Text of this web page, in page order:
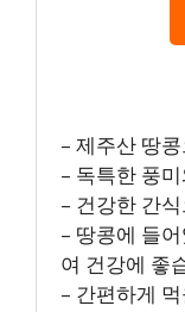
– 제주산 땅
– 독특한 풍
– 건강한 간
– 땅콩에 들
여 건강에 좋
– 간편하게